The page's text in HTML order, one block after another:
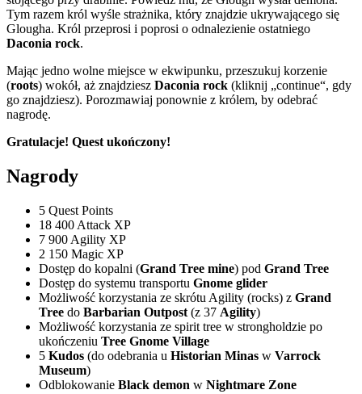
Tym razem król wyśle strażnika, który znajdzie ukrywającego się
Glougha. Król przeprosi i poprosi o odnalezienie ostatniego
Daconia rock.
Mając jedno wolne miejsce w ekwipunku, przeszukuj korzenie
(roots) wokół, aż znajdziesz Daconia rock (kliknij „continue“, gdy
go znajdziesz). Porozmawiaj ponownie z królem, by odebrać
nagrodę.
Gratulacje! Quest ukończony!
Nagrody
5 Quest Points
18 400 Attack XP
7 900 Agility XP
2 150 Magic XP
Dostęp do kopalni (Grand Tree mine) pod Grand Tree
Dostęp do systemu transportu Gnome glider
Możliwość korzystania ze skrótu Agility (rocks) z Grand
Tree do Barbarian Outpost (z 37 Agility)
Możliwość korzystania ze spirit tree w strongholdzie po
ukończeniu Tree Gnome Village
5 Kudos (do odebrania u Historian Minas w Varrock
Museum)
Odblokowanie Black demon w Nightmare Zone